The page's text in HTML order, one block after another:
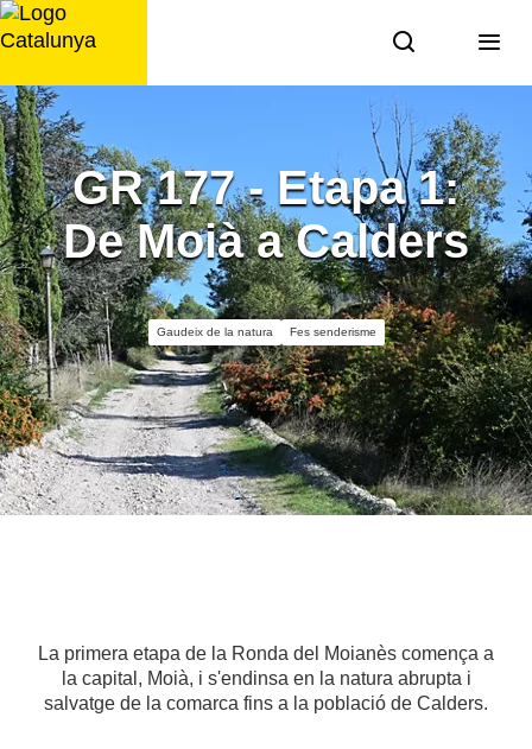
Saltar
al
GR 177 - Etapa 1:
De Moià a Calders
Gaudeix de la natura Fes senderisme
La primera etapa de la Ronda del Moianès comença a
la capital, Moià, i s'endinsa en la natura abrupta i
salvatge de la comarca fins a la població de Calders.